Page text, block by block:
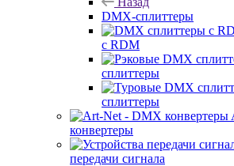
DMX-сплиттеры
с RDM
сплиттеры
сплиттеры
конвертеры
передачи сигнала